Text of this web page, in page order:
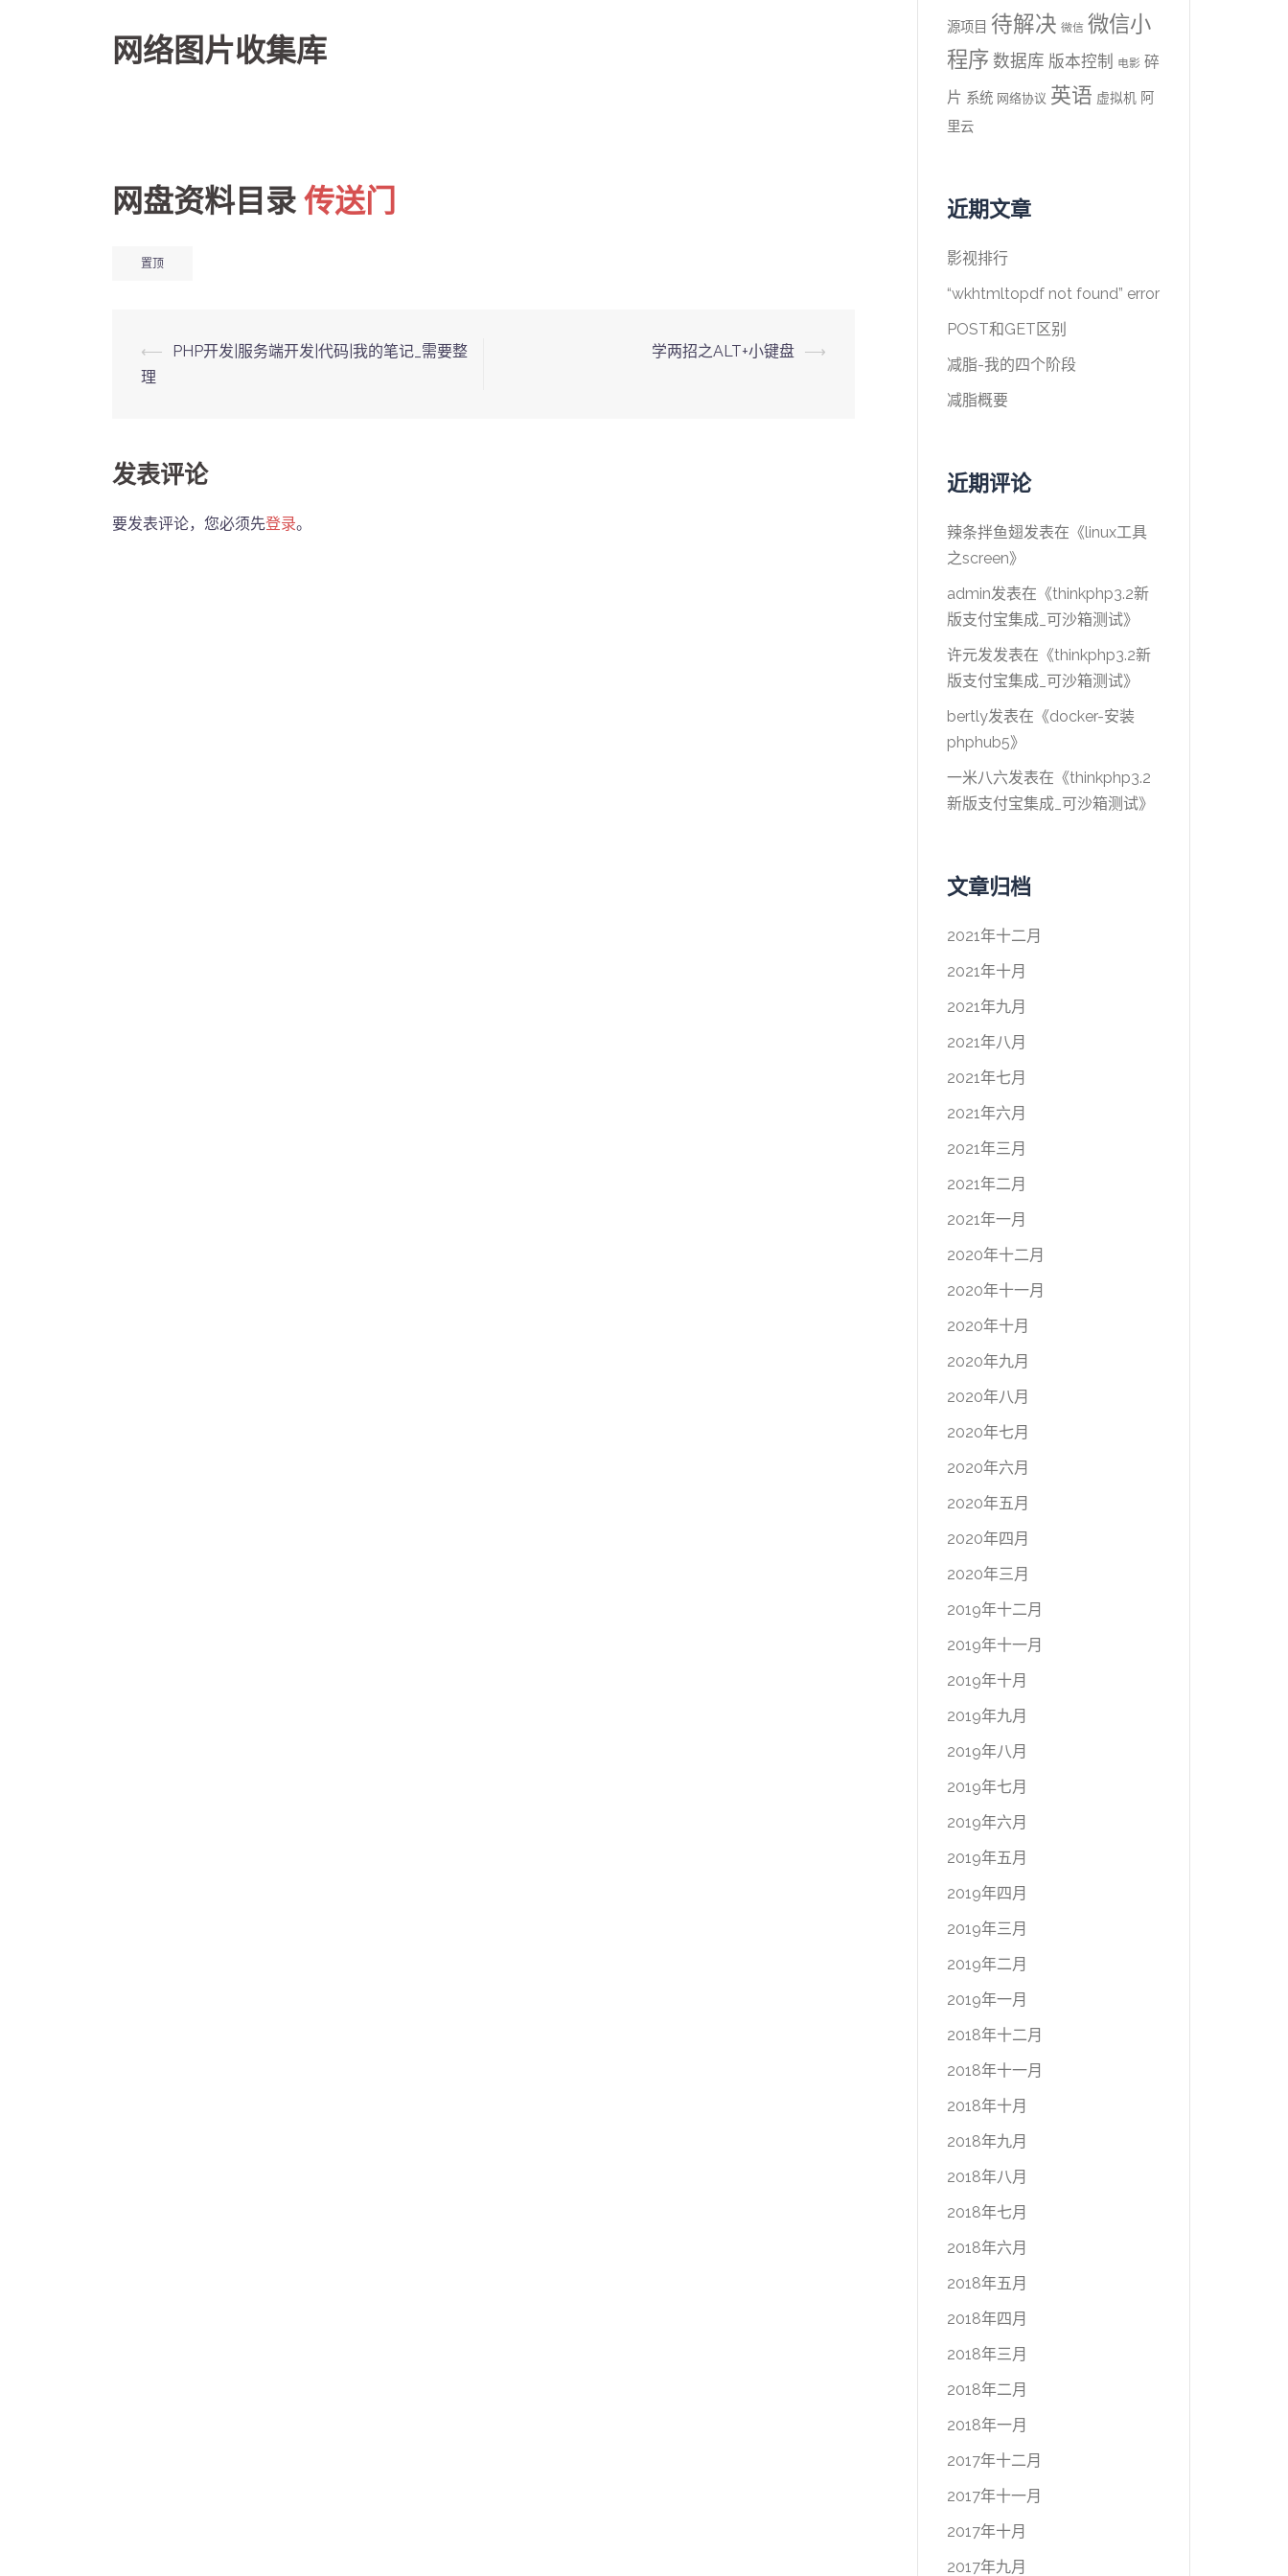
网络图片收集库
网盘资料目录 传送门
置顶
Post
⟵
PHP开发|服务端开发|代码|我的笔记_需要整
理
学两招之ALT+小键盘 ⟶
发表评论
要发表评论，您必须先登录。
源项目 待解决 微信 微信小
程序 数据库 版本控制 电影 碎
片 系统 网络协议 英语 虚拟机 阿
里云
近期文章
影视排行
“wkhtmltopdf not found” error
POST和GET区别
减脂-我的四个阶段
减脂概要
近期评论
辣条拌鱼翅发表在《linux工具
之screen》
admin发表在《thinkphp3.2新
版支付宝集成_可沙箱测试》
许元发发表在《thinkphp3.2新
版支付宝集成_可沙箱测试》
bertly发表在《docker-安装
phphub5》
一米八六发表在《thinkphp3.2
新版支付宝集成_可沙箱测试》
文章归档
2021年十二月
2021年十月
2021年九月
2021年八月
2021年七月
2021年六月
2021年三月
2021年二月
2021年一月
2020年十二月
2020年十一月
2020年十月
2020年九月
2020年八月
2020年七月
2020年六月
2020年五月
2020年四月
2020年三月
2019年十二月
2019年十一月
2019年十月
2019年九月
2019年八月
2019年七月
2019年六月
2019年五月
2019年四月
2019年三月
2019年二月
2019年一月
2018年十二月
2018年十一月
2018年十月
2018年九月
2018年八月
2018年七月
2018年六月
2018年五月
2018年四月
2018年三月
2018年二月
2018年一月
2017年十二月
2017年十一月
2017年十月
2017年九月